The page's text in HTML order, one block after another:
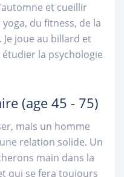
et cueillir
du fitness, de la
joue au billard et
la psychologie
(age 45 - 75)
mais un homme
relation solide. Un
main dans la
qui se fera toujours